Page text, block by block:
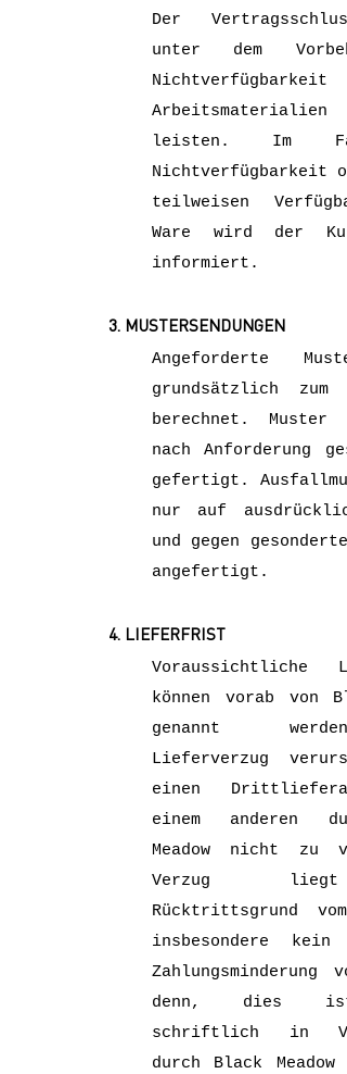
Der
unter dem
leisten. Im
Nichtverfügbarkeit
teilweisen
Ware wird der
informiert.
3. MUSTERSENDUNGEN
Angeforderte
grundsätzlich zum
berechnet. Muster
nach Anforderung
gefertigt.
nur auf
und gegen gesonderte
angefertigt.
4. LIEFERFRIST
Voraussichtliche
können vorab von
genannt
Lieferverzug
einen
einem anderen
Meadow nicht zu
Verzug
Rücktrittsgrund
insbesondere kein
denn, dies
schriftlich in
durch Black